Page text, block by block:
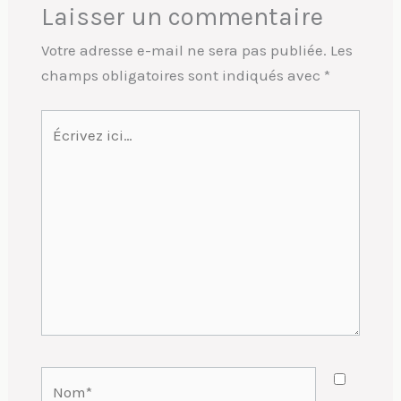
Laisser un commentaire
Votre adresse e-mail ne sera pas publiée. Les
champs obligatoires sont indiqués avec *